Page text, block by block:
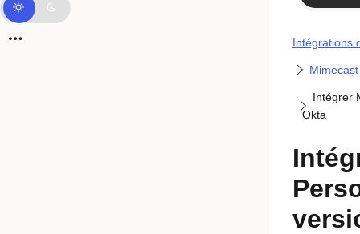
Intégrations
Intégrer
Okta